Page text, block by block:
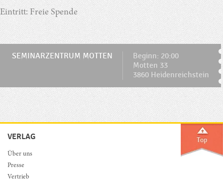
Eintritt: Freie Spende
SEMINARZENTRUM MOTTEN
Beginn: 20:00
Motten 33
3860 Heidenreichstein
VERLAG
Über uns
Presse
Vertrieb